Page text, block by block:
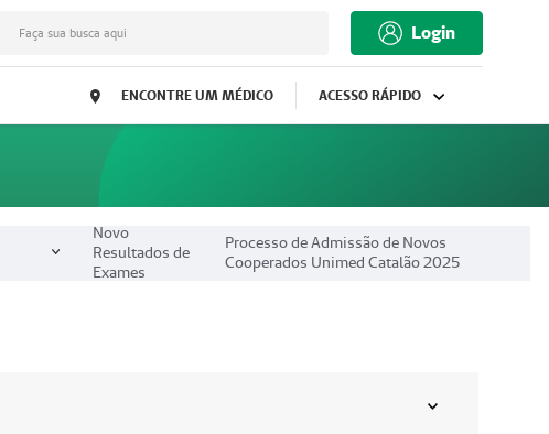
Faça sua busca aqui Login
ENCONTRE UM MÉDICO ACESSO RÁPIDO
Novo
Resultados de
Exames
Processo de Admissão de Novos
Cooperados Unimed Catalão 2025